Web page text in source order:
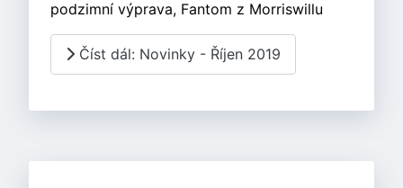
podzimní výprava, Fantom z Morriswillu
Číst dál: Novinky - Říjen 2019